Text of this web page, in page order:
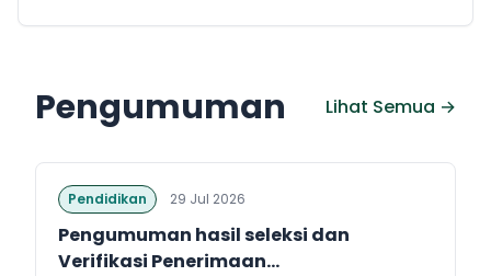
(internal Fuji Academy). Sertifikasi resmi bahasa
Jepang.
Pengumuman Lihat Semua →
Pendidikan 29 Jul 2026
Pengumuman hasil seleksi dan
Verifikasi Penerimaan...